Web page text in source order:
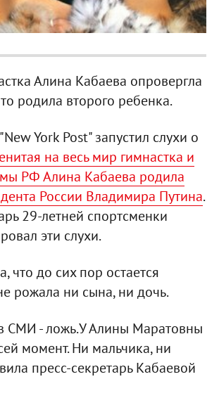
Алина Кабаева опровергла
родила второго ребенка.
York Post" запустил слухи о
на весь мир гимнастка и
РФ Алина Кабаева родила
России Владимира Путина.
29-летней спортсменки
эти слухи.
что до сих пор остается
рожала ни сына, ни дочь.
СМИ - ложь.У Алины Маратовны
момент. Ни мальчика, ни
пресс-секретарь Кабаевой